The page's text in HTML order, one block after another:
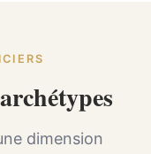
dimension